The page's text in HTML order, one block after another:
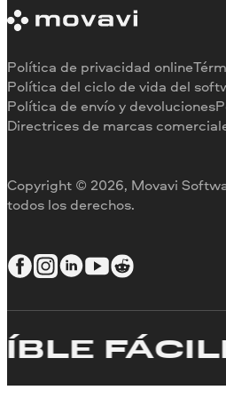
Limitaciones de la
Reembolso
Testimonios
Por qué elegirnos
Para el trabajo
Copyright © 2026, Movavi
todos los derechos.
Política de privacidad online
Política del ciclo de vida del
Política de envío y devoluciones
Directrices de marcas